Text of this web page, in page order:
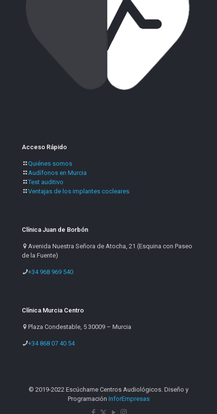
Acceso Rápido
Quiénes somos
Audífonos en Murcia
Test auditivo
Ventajas de los implantes cocleares
Clínica Juan de Borbón
Avenida Nuestra Señora de Atocha, 21 (Esquina con Paseo
de la Fuente)
+34 968 969 540
Clínica Murcia Centro
Plaza Condestable, 5 30009 – Murcia
+34 868 07 40 54
© 2019-2022 Escúchame Centros Audiológicos. Diseño y
Programación InforEmpresas